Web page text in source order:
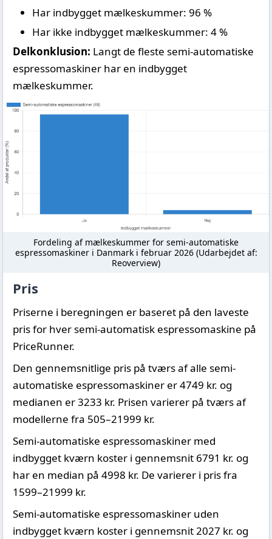
Har indbygget mælkeskummer: 96 %
Har ikke indbygget mælkeskummer: 4 %
Delkonklusion: Langt de fleste semi-automatiske
espressomaskiner har en indbygget
mælkeskummer.
Fordeling af mælkeskummer for semi-automatiske
espressomaskiner i Danmark i februar 2026 (Udarbejdet af:
Reoverview)
Pris
Priserne i beregningen er baseret på den laveste
pris for hver semi-automatisk espressomaskine på
PriceRunner.
Den gennemsnitlige pris på tværs af alle semi-
automatiske espressomaskiner er 4749 kr. og
medianen er 3233 kr. Prisen varierer på tværs af
modellerne fra 505–21999 kr.
Semi-automatiske espressomaskiner med
indbygget kværn koster i gennemsnit 6791 kr. og
har en median på 4998 kr. De varierer i pris fra
1599–21999 kr.
Semi-automatiske espressomaskiner uden
indbygget kværn koster i gennemsnit 2027 kr. og